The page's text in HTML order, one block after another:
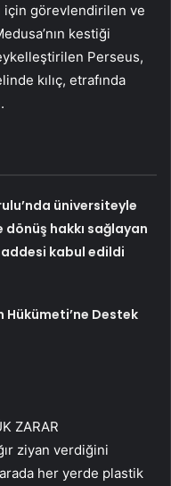
için görevlendirilen ve
kestiği
Perseus,
kılıç, etrafında
üniversiteyle
hakkı sağlayan
kabul edildi
Hükümeti’ne Destek
ZARAR
ziyan verdiğini
her yerde plastik